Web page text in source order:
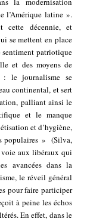
l’Amérique latine ».
cette décennie, et
se mettent en place
patriotique
et des moyens de
: le journalisme se
continental, et sert
palliant ainsi le
et le manque
et d’hygiène,
populaires » (Silva,
aux libéraux qui
avancées dans la
le réveil général
pour faire participer
à peine les échos
En effet, dans le